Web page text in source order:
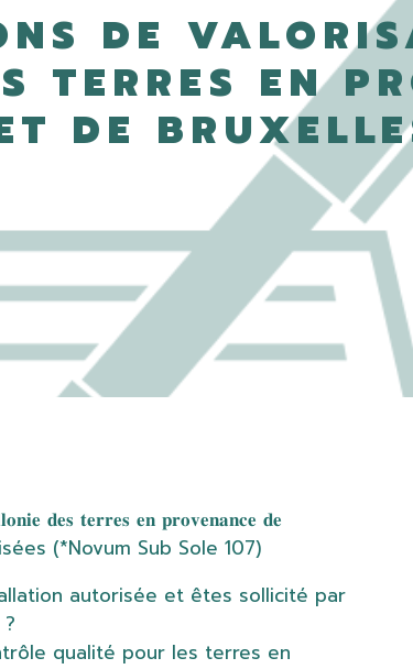
DE
TERRES EN
DE
𝐝𝐞𝐬 𝐭𝐞𝐫𝐫𝐞𝐬 𝐞𝐧 𝐩𝐫𝐨𝐯𝐞𝐧𝐚𝐧𝐜𝐞 𝐝𝐞
(*Novum Sub Sole 107)
autorisée et êtes sollicité par
qualité pour les terres en